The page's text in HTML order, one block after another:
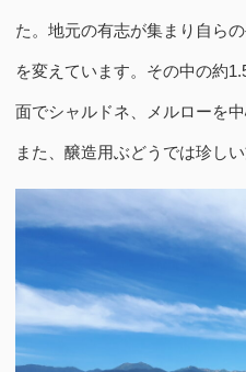
た。地元の有志が集まり自ら
を変えています。その中の約
面でシャルドネ、メルローを
また、醸造用ぶどうでは珍し